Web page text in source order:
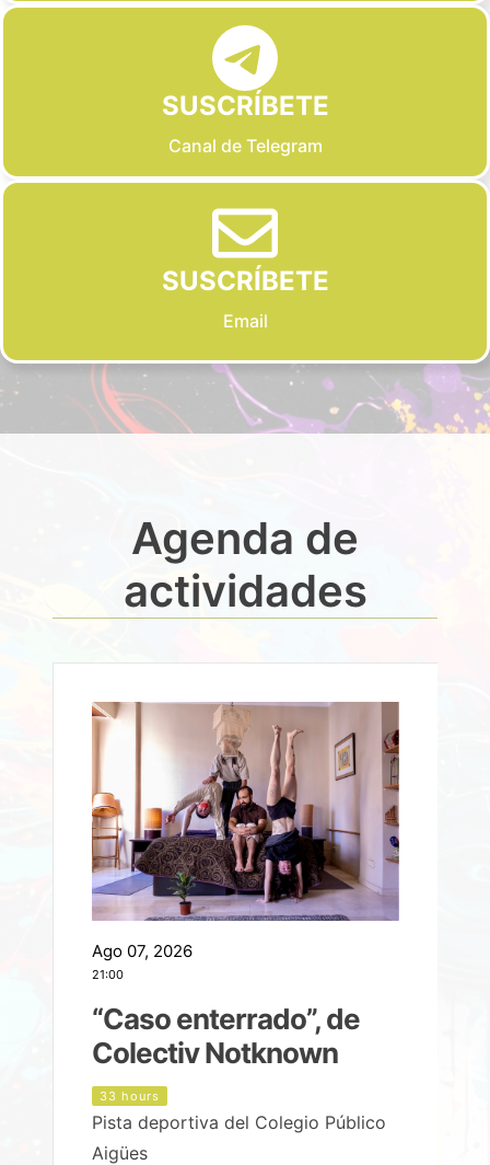
SUSCRÍBETE
Canal de Telegram
SUSCRÍBETE
Email
Agenda de
actividades
Ago 07, 2026
21:00
“Caso enterrado”, de
Colectiv Notknown
33 hours
Pista deportiva del Colegio Público
Aigües